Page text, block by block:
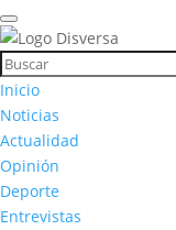
Inicio
Noticias
Actualidad
Opinión
Deporte
Entrevistas